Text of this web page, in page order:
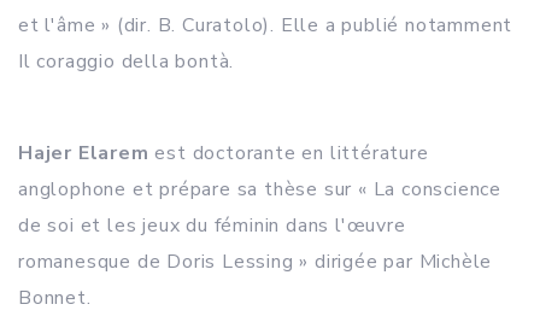
et l'âme » (dir. B. Curatolo). Elle a publié notamment
Il coraggio della bontà.
Hajer Elarem est doctorante en littérature
anglophone et prépare sa thèse sur « La conscience
de soi et les jeux du féminin dans l'œuvre
romanesque de Doris Lessing » dirigée par Michèle
Bonnet.